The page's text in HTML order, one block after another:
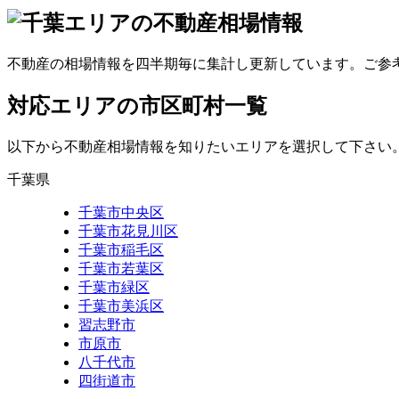
不動産の相場情報を四半期毎に集計し更新しています。ご参
対応エリアの市区町村一覧
以下から不動産相場情報を知りたいエリアを選択して下さい。
千葉県
千葉市中央区
千葉市花見川区
千葉市稲毛区
千葉市若葉区
千葉市緑区
千葉市美浜区
習志野市
市原市
八千代市
四街道市